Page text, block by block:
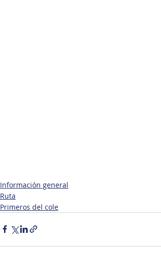
Información general
Ruta
Primeros del cole